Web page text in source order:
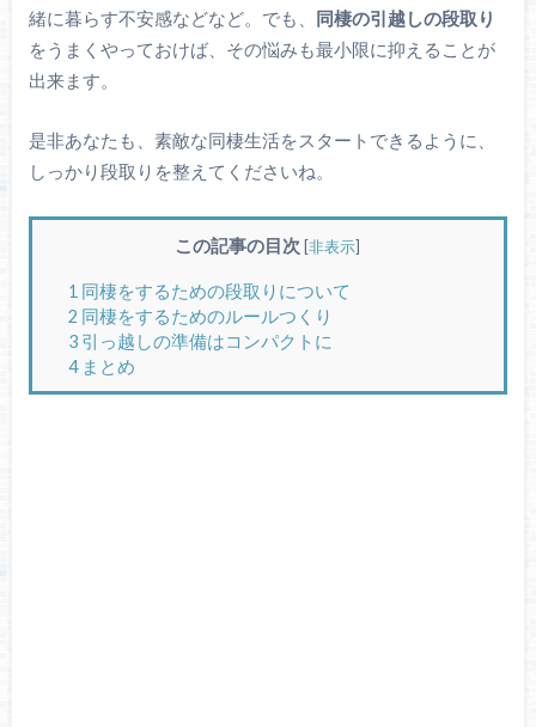
緒に暮らす不安感などなど。でも、 同棲の引越しの段取り
をうまくやっておけば、その悩みも最小限に抑えることが
出来ます。
是非あなたも、素敵な同棲生活をスタートできるように、
しっかり段取りを整えてくださいね。
この記事の目次 [非表示]
1 同棲をするための段取りについて
2 同棲をするためのルールつくり
3引っ越しの準備はコンパクトに
4まとめ